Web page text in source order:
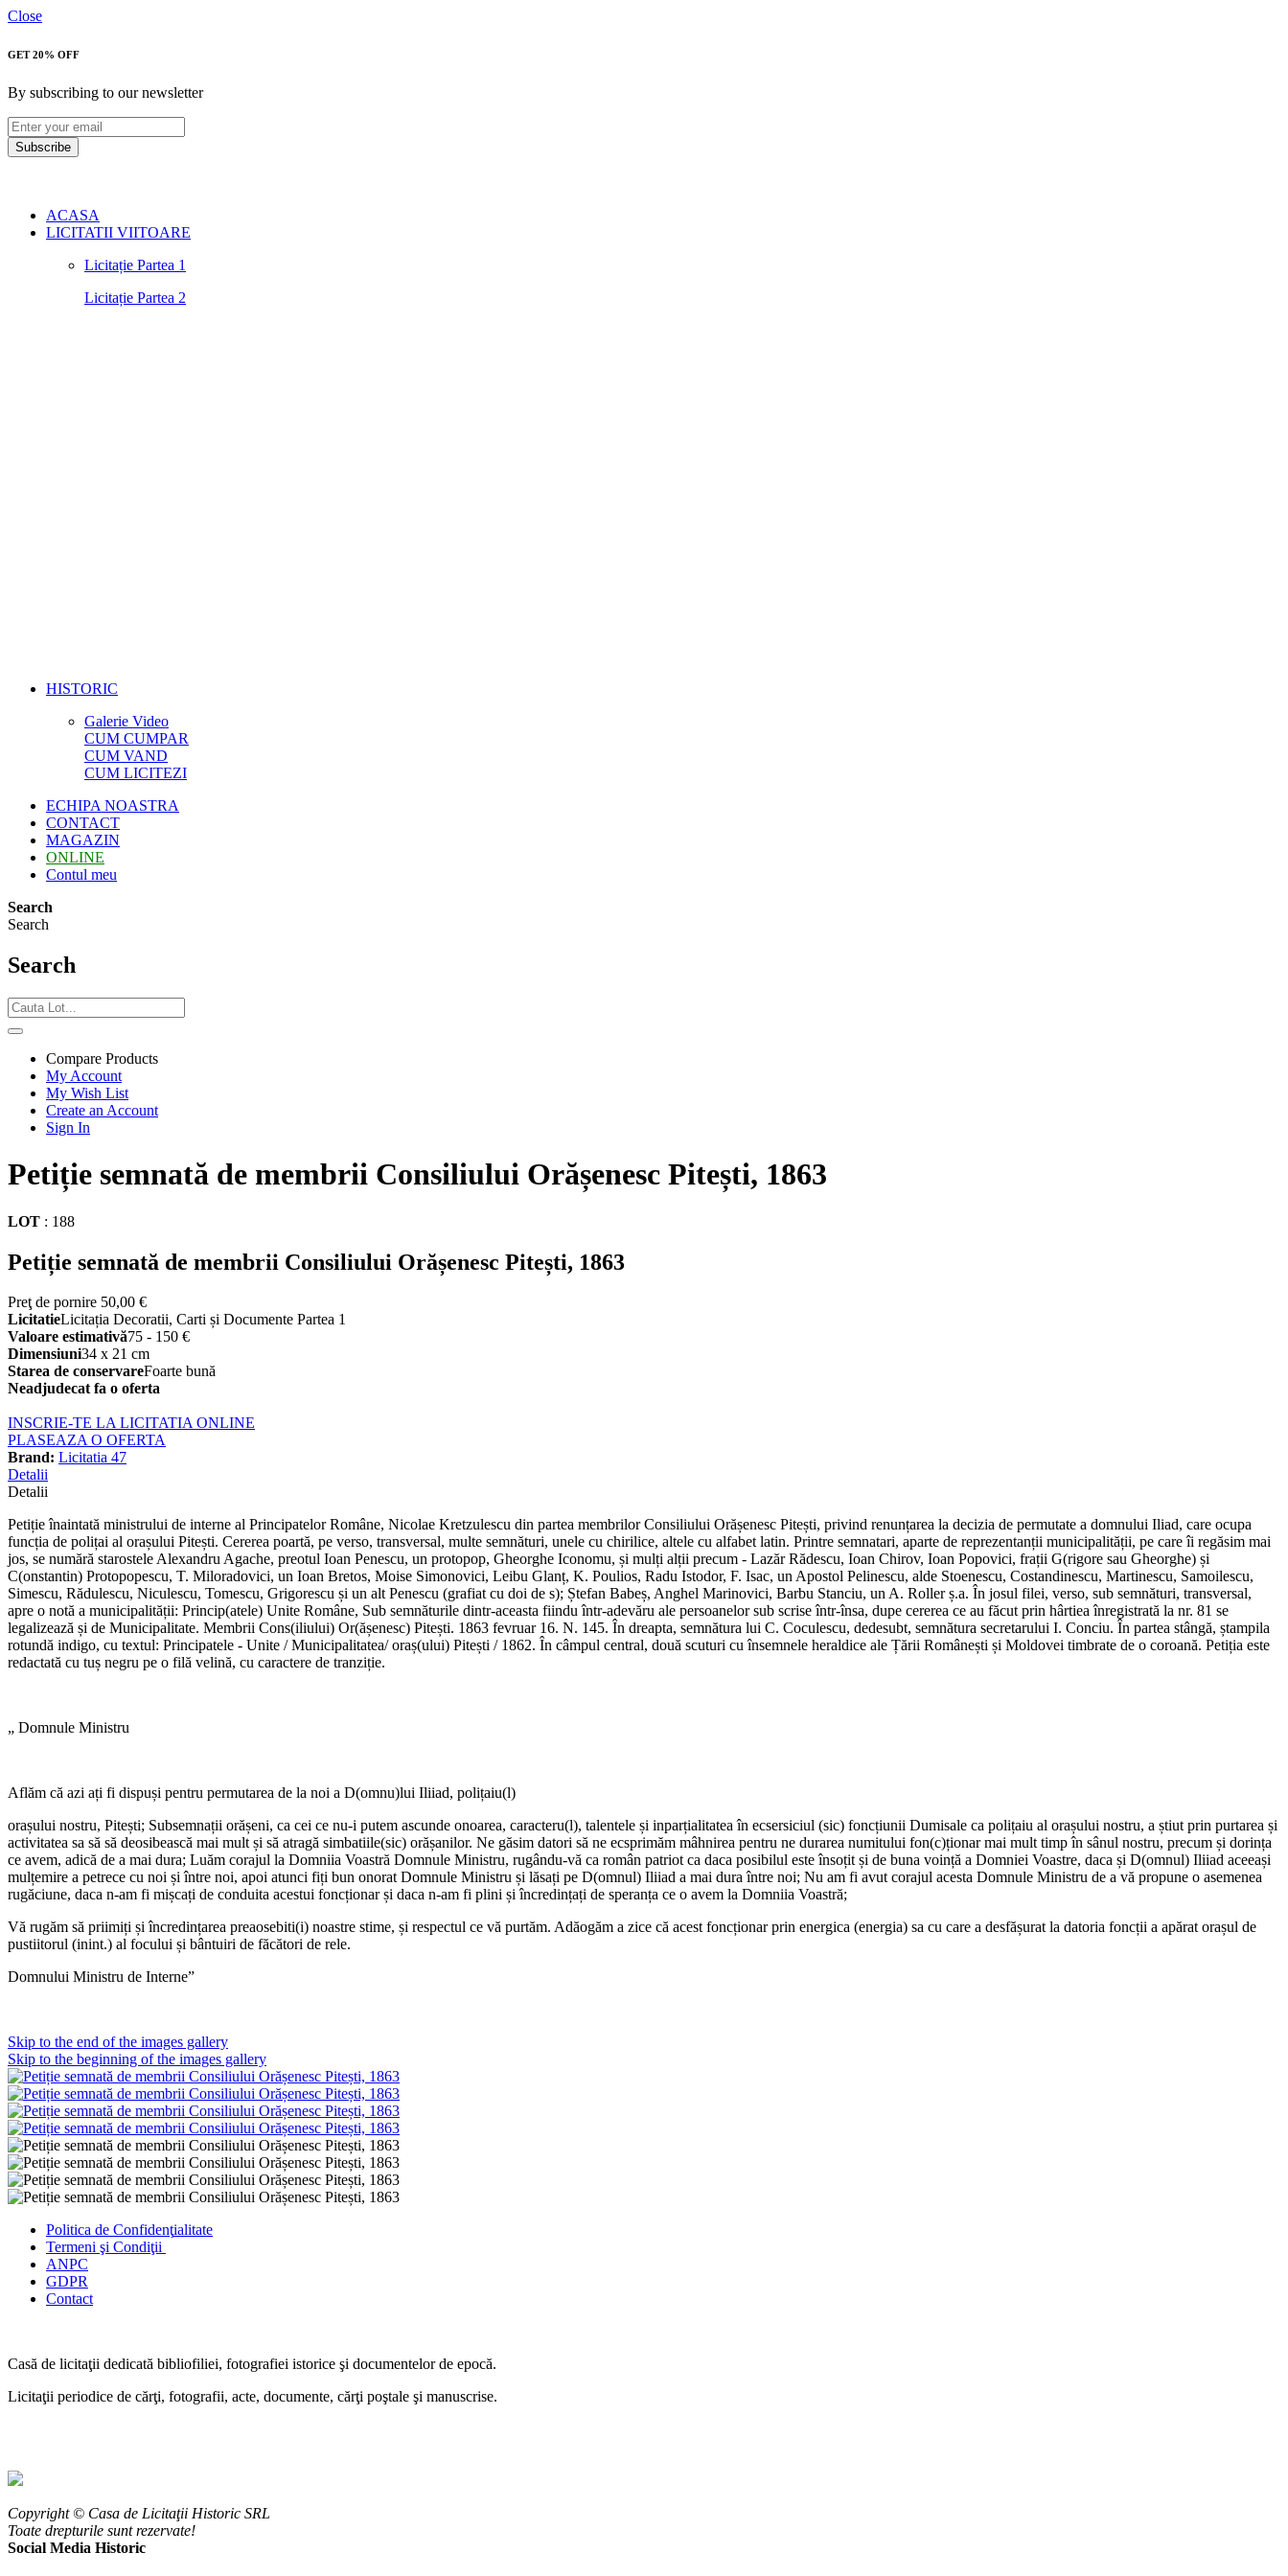
Close
GET 20% OFF
By subscribing to our newsletter
Subscribe
ACASA
LICITATII VIITOARE
Licitație Partea 1
Licitație Partea 2
HISTORIC
Galerie Video
CUM CUMPAR
CUM VAND
CUM LICITEZI
ECHIPA NOASTRA
CONTACT
MAGAZIN
ONLINE
Contul meu
Search
Search
Search
Compare Products
My Account
My Wish List
Create an Account
Sign In
Petiție semnată de membrii Consiliului Orășenesc Pitești, 1863
LOT : 188
Petiție semnată de membrii Consiliului Orășenesc Pitești, 1863
Preţ de pornire 50,00 €
LicitatieLicitația Decoratii, Carti și Documente Partea 1
Valoare estimativă75 - 150 €
Dimensiuni34 x 21 cm
Starea de conservareFoarte bună
Neadjudecat fa o oferta
INSCRIE-TE LA LICITATIA ONLINE
PLASEAZA O OFERTA
Brand: Licitatia 47
Detalii
Detalii
Petiție înaintată ministrului de interne al Principatelor Române, Nicolae Kretzulescu din partea membrilor Consiliului Orășenesc Pitești, privind renunțarea la decizia de permutate a domnului Iliad, care ocupa
funcția de polițai al orașului Pitești. Cererea poartă, pe verso, transversal, multe semnături, unele cu chirilice, altele cu alfabet latin. Printre semnatari, aparte de reprezentanții municipalității, pe care îi regăsim mai
jos, se numără starostele Alexandru Agache, preotul Ioan Penescu, un protopop, Gheorghe Iconomu, și mulți alții precum - Lazăr Rădescu, Ioan Chirov, Ioan Popovici, frații G(rigore sau Gheorghe) și
C(onstantin) Protopopescu, T. Miloradovici, un Ioan Bretos, Moise Simonovici, Leibu Glanț, K. Poulios, Radu Istodor, F. Isac, un Apostol Pelinescu, alde Stoenescu, Costandinescu, Martinescu, Samoilescu,
Simescu, Rădulescu, Niculescu, Tomescu, Grigorescu și un alt Penescu (grafiat cu doi de s); Ștefan Babeș, Anghel Marinovici, Barbu Stanciu, un A. Roller ș.a. În josul filei, verso, sub semnături, transversal,
apre o notă a municipalității: Princip(atele) Unite Române, Sub semnăturile dintr-aceasta fiindu într-adevăru ale persoanelor sub scrise într-însa, dupe cererea ce au făcut prin hârtiea înregistrată la nr. 81 se
legalizează și de Municipalitate. Membrii Cons(iliului) Or(ășenesc) Pitești. 1863 fevruar 16. N. 145. În dreapta, semnătura lui C. Coculescu, dedesubt, semnătura secretarului I. Conciu. În partea stângă, ștampila
rotundă indigo, cu textul: Principatele - Unite / Municipalitatea/ oraș(ului) Pitești / 1862. În câmpul central, două scuturi cu însemnele heraldice ale Țării Românești și Moldovei timbrate de o coroană. Petiția este
redactată cu tuș negru pe o filă velină, cu caractere de tranziție.
„ Domnule Ministru
Aflăm că azi ați fi dispuși pentru permutarea de la noi a D(omnu)lui Iliiad, polițaiu(l)
orașului nostru, Pitești; Subsemnații orășeni, ca cei ce nu-i putem ascunde onoarea, caracteru(l), talentele și inparțialitatea în ecsersiciul (sic) foncțiunii Dumisale ca polițaiu al orașului nostru, a știut prin purtarea și
activitatea sa să să deosibească mai mult și să atragă simbatiile(sic) orășanilor. Ne găsim datori să ne ecsprimăm mâhnirea pentru ne durarea numitului fon(c)ționar mai mult timp în sânul nostru, precum și dorința
ce avem, adică de a mai dura; Luăm corajul la Domniia Voastră Domnule Ministru, rugându-vă ca român patriot ca daca posibilul este însoțit și de buna voință a Domniei Voastre, daca și D(omnul) Iliiad aceeași
mulțemire a petrece cu noi și între noi, apoi atunci fiți bun onorat Domnule Ministru și lăsați pe D(omnul) Iliiad a mai dura între noi; Nu am fi avut corajul acesta Domnule Ministru de a vă propune o asemenea
rugăciune, daca n-am fi mișcați de conduita acestui foncționar și daca n-am fi plini și încredințați de speranța ce o avem la Domniia Voastră;
Vă rugăm să priimiți și încredințarea preaosebiti(i) noastre stime, și respectul ce vă purtăm. Adăogăm a zice că acest foncționar prin energica (energia) sa cu care a desfășurat la datoria foncții a apărat orașul de
pustiitorul (inint.) al focului și bântuiri de făcători de rele.
Domnului Ministru de Interne”
Skip to the end of the images gallery
Skip to the beginning of the images gallery
Politica de Confidenţialitate
Termeni şi Condiţii
ANPC
GDPR
Contact
Casă de licitaţii dedicată bibliofiliei, fotografiei istorice şi documentelor de epocă.
Licitaţii periodice de cărţi, fotografii, acte, documente, cărţi poştale şi manuscrise.
Copyright © Casa de Licitaţii Historic SRL
Toate drepturile sunt rezervate!
Social Media Historic